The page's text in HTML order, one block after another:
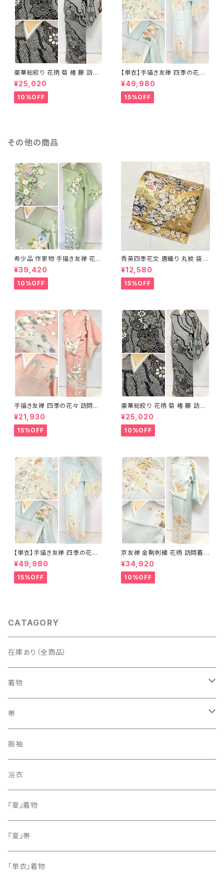
豪華総絞り 花柄 菊 椿 藤 訪問
着 鹿の子絞り ラメ 正絹 黒 白
グレー 1435
¥25,020
10%OFF
【単衣】手描き友禅 四季の花々
正絹 訪問着 水色 黄緑 白 パス
テルカラー 1431
¥49,980
15%OFF
その他の商品
希少品 作家物 手描き友禅 花鳥
文 椿 沈丁花 訪問着 正絹 袷 黄
緑 青 白 1418
¥39,420
10%OFF
秀英四季花文 唐織り 丸紋 袋帯
正絹 金糸 ゴールド 紺 ピンク 7
05
¥12,580
15%OFF
手描き友禅 四季の花々 訪問着
袷 正絹 サーモンピンク クリー
ム 白 桃花色 1434
¥21,930
15%OFF
豪華総絞り 花柄 菊 椿 藤 訪問
着 鹿の子絞り ラメ 正絹 黒 白
グレー 1435
¥25,020
10%OFF
【単衣】手描き友禅 四季の花々
正絹 訪問着 水色 黄緑 白 パス
テルカラー 1431
¥49,980
15%OFF
京友禅 金駒刺繍 花柄 訪問着
正絹 水色 黄緑 パステルカラー
アイスグリーン 1433
¥34,920
10%OFF
CATAGORY
在庫あり（全商品）
着物
訪問着・付下げ
紬
色無地
小紋
留袖
帯
袋帯
名古屋帯
振袖
浴衣
『夏』着物
『夏』帯
「単衣」着物